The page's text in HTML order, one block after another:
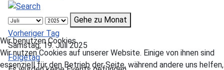
Gehe zu Monat
Vorheriger Tag
Samstag, 19. Juli 2025
Folgetag
Wir benutzen Cookies
Wir nutzen Cookies auf unserer Website. Einige von ihnen sind
essenziell für den Betrieb der Seite, während andere uns helfen,